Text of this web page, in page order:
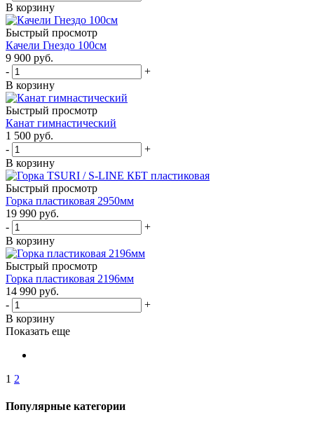
В корзину
Быстрый просмотр
Качели Гнездо 100см
9 900 руб.
-
+
В корзину
Быстрый просмотр
Канат гимнастический
1 500 руб.
-
+
В корзину
Быстрый просмотр
Горка пластиковая 2950мм
19 990 руб.
-
+
В корзину
Быстрый просмотр
Горка пластиковая 2196мм
14 990 руб.
-
+
В корзину
Показать еще
1 2
Популярные категории